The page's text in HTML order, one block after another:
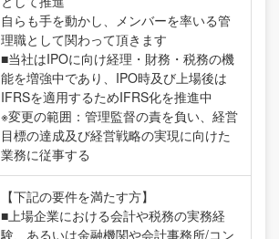
自らも手を動かし、メンバーを率いる管
理職として関わって頂きます
■当社はIPOに向け経理・財務・税務の機
能を増強中であり、IPO時及び上場後は
IFRSを適用するためIFRS化を推進中
※変更の範囲：管理監督の責を負い、経営
目標の達成及び経営戦略の実現に向けた
業務に従事する
【下記の要件を満たす方】
■上場企業における会計や税務の実務経
験、あるいは金融機関や会計事務所/コン